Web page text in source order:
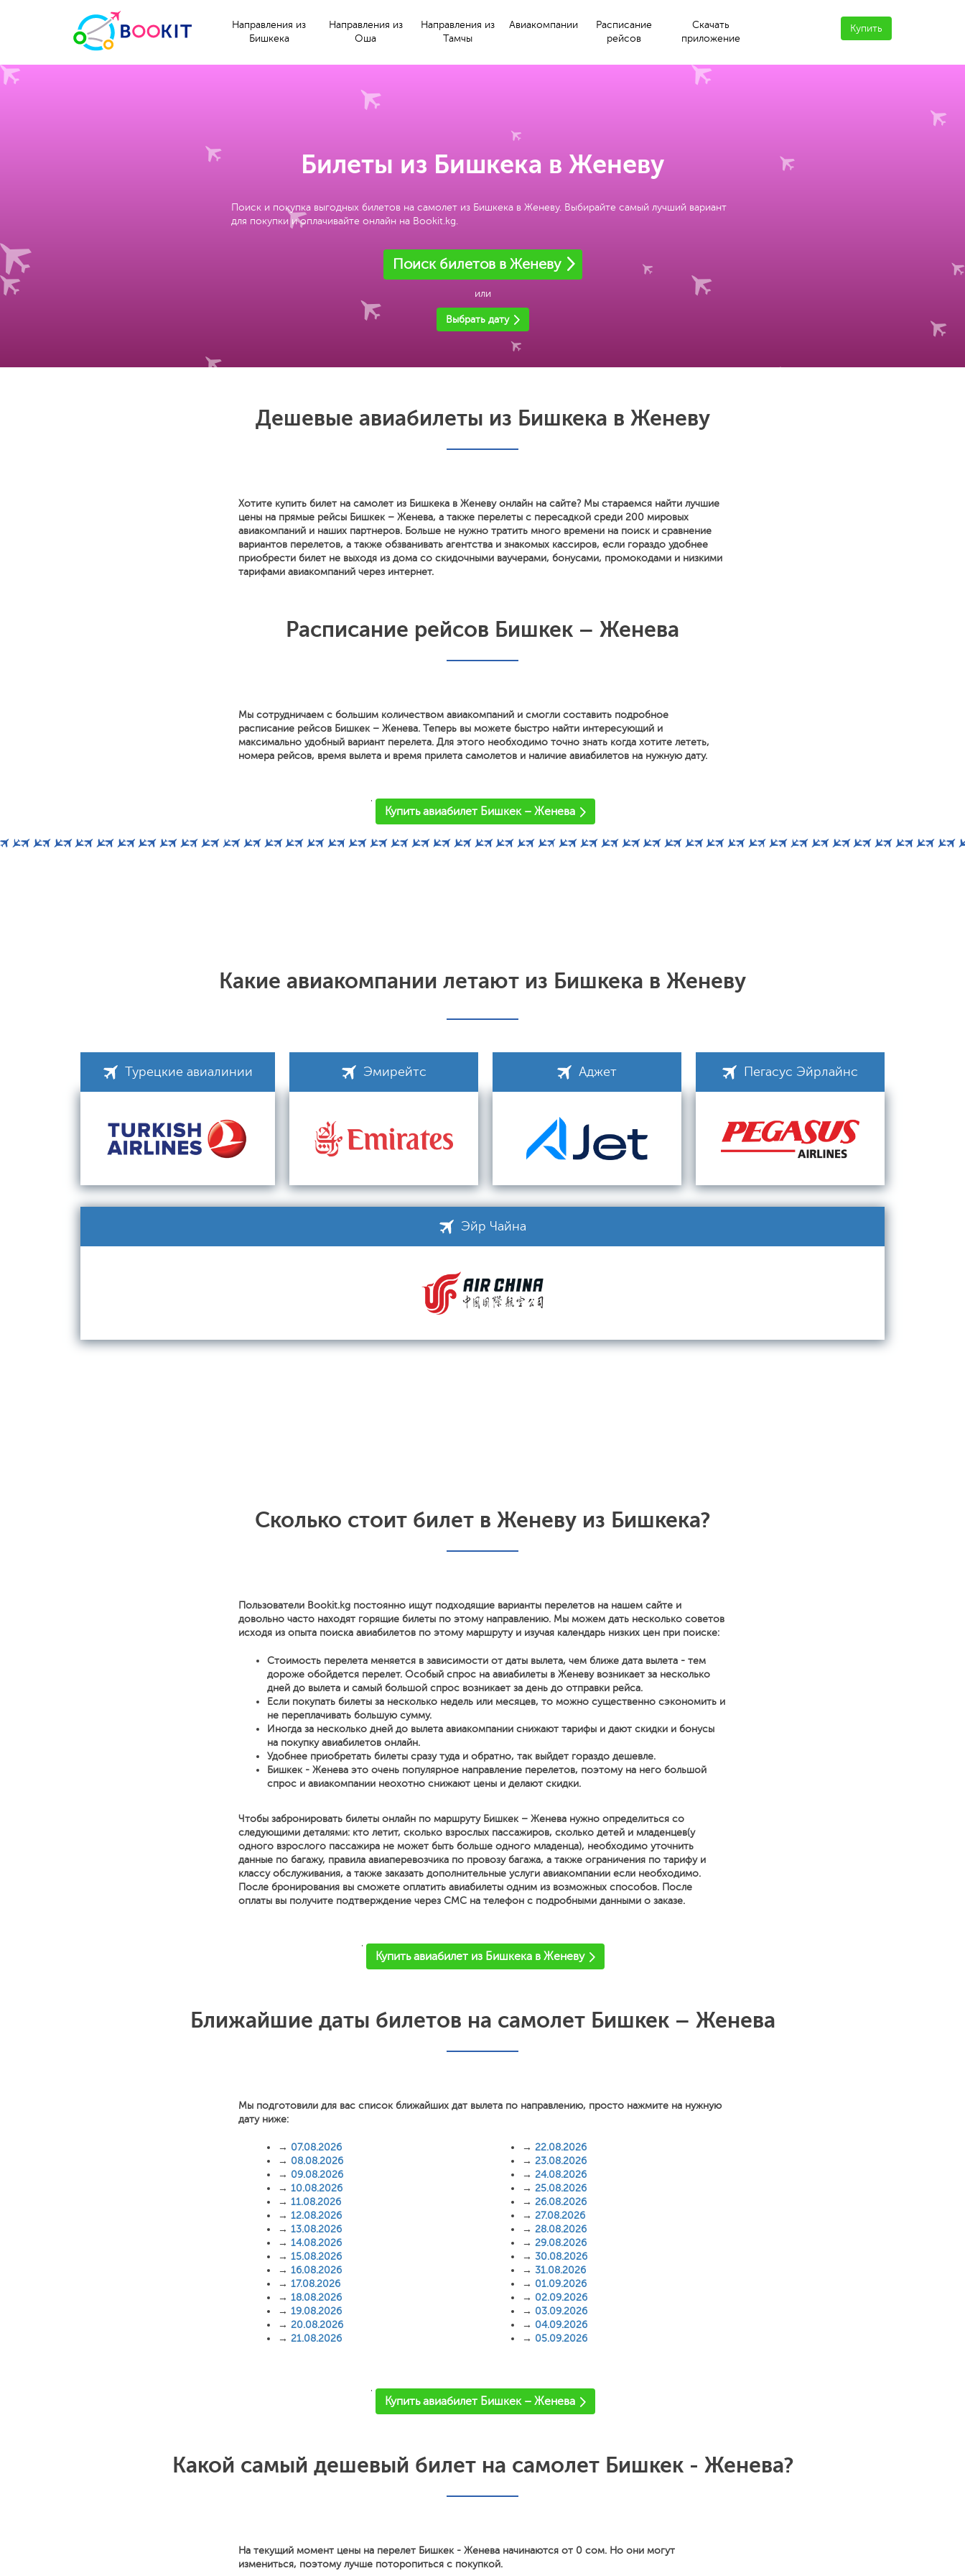
Направления из
Бишкека
Направления из
Оша
Направления из
Тамчы
Авиакомпании
Расписание
рейсов
Скачать
приложение
Купить
Билеты из Бишкека в Женеву
Поиск и покупка выгодных билетов на самолет из Бишкека в Женеву. Выбирайте самый лучший вариант
для покупки и оплачивайте онлайн на Bookit.kg.
Поиск билетов в Женеву
или
Выбрать дату
Дешевые авиабилеты из Бишкека в Женеву
Хотите купить билет на самолет из Бишкека в Женеву онлайн на сайте? Мы стараемся найти лучшие
цены на прямые рейсы Бишкек – Женева, а также перелеты с пересадкой среди 200 мировых
авиакомпаний и наших партнеров. Больше не нужно тратить много времени на поиск и сравнение
вариантов перелетов, а также обзванивать агентства и знакомых кассиров, если гораздо удобнее
приобрести билет не выходя из дома со скидочными ваучерами, бонусами, промокодами и низкими
тарифами авиакомпаний через интернет.
Расписание рейсов Бишкек – Женева
Мы сотрудничаем с большим количеством авиакомпаний и смогли составить подробное
расписание рейсов Бишкек – Женева. Теперь вы можете быстро найти интересующий и
максимально удобный вариант перелета. Для этого необходимо точно знать когда хотите лететь,
номера рейсов, время вылета и время прилета самолетов и наличие авиабилетов на нужную дату.
'
Купить авиабилет Бишкек – Женева
Какие авиакомпании летают из Бишкека в Женеву
Турецкие авиалинии Эмирейтс Аджет Пегасус Эйрлайнс
Эйр Чайна
Сколько стоит билет в Женеву из Бишкека?
Пользователи Bookit.kg постоянно ищут подходящие варианты перелетов на нашем сайте и
довольно часто находят горящие билеты по этому направлению. Мы можем дать несколько советов
исходя из опыта поиска авиабилетов по этому маршруту и изучая календарь низких цен при поиске:
Стоимость перелета меняется в зависимости от даты вылета, чем ближе дата вылета - тем
дороже обойдется перелет. Особый спрос на авиабилеты в Женеву возникает за несколько
дней до вылета и самый большой спрос возникает за день до отправки рейса.
Если покупать билеты за несколько недель или месяцев, то можно существенно сэкономить и
не переплачивать большую сумму.
Иногда за несколько дней до вылета авиакомпании снижают тарифы и дают скидки и бонусы
на покупку авиабилетов онлайн.
Удобнее приобретать билеты сразу туда и обратно, так выйдет гораздо дешевле.
Бишкек - Женева это очень популярное направление перелетов, поэтому на него большой
спрос и авиакомпании неохотно снижают цены и делают скидки.
Чтобы забронировать билеты онлайн по маршруту Бишкек – Женева нужно определиться со
следующими деталями: кто летит, сколько взрослых пассажиров, сколько детей и младенцев(у
одного взрослого пассажира не может быть больше одного младенца), необходимо уточнить
данные по багажу, правила авиаперевозчика по провозу багажа, а также ограничения по тарифу и
классу обслуживания, а также заказать дополнительные услуги авиакомпании если необходимо.
После бронирования вы сможете оплатить авиабилеты одним из возможных способов. После
оплаты вы получите подтверждение через СМС на телефон с подробными данными о заказе.
'
Купить авиабилет из Бишкека в Женеву
Ближайшие даты билетов на самолет Бишкек – Женева
Мы подготовили для вас список ближайших дат вылета по направлению, просто нажмите на нужную
дату ниже:
→ 07.08.2026
→ 08.08.2026
→ 09.08.2026
→ 10.08.2026
→ 11.08.2026
→ 12.08.2026
→ 13.08.2026
→ 14.08.2026
→ 15.08.2026
→ 16.08.2026
→ 17.08.2026
→ 18.08.2026
→ 19.08.2026
→ 20.08.2026
→ 21.08.2026
→ 22.08.2026
→ 23.08.2026
→ 24.08.2026
→ 25.08.2026
→ 26.08.2026
→ 27.08.2026
→ 28.08.2026
→ 29.08.2026
→ 30.08.2026
→ 31.08.2026
→ 01.09.2026
→ 02.09.2026
→ 03.09.2026
→ 04.09.2026
→ 05.09.2026
'
Купить авиабилет Бишкек – Женева
Какой самый дешевый билет на самолет Бишкек - Женева?
На текущий момент цены на перелет Бишкек - Женева начинаются от 0 сом. Но они могут
измениться, поэтому лучше поторопиться с покупкой.